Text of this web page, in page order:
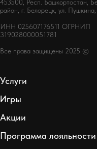
453500, Респ. Башкортостан,
район, г. Белорецк, ул.
ИНН 025607176511 ОГРНИП
319028000051781
Все права защищены 2025 ©
Услуги
Игры
Акции
Программа лояльности